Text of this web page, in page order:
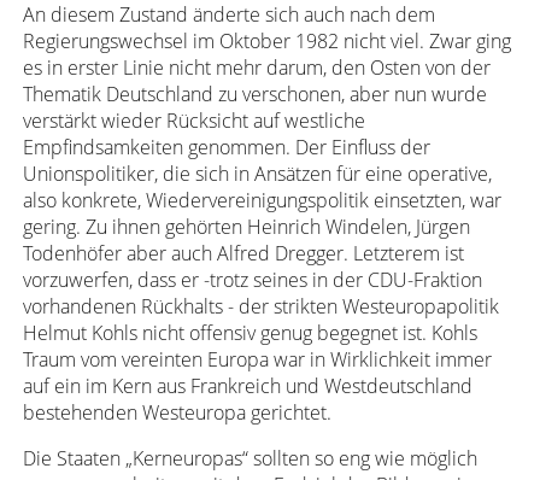
An diesem Zustand änderte sich auch nach dem
Regierungswechsel im Oktober 1982 nicht viel. Zwar ging
es in erster Linie nicht mehr darum, den Osten von der
Thematik Deutschland zu verschonen, aber nun wurde
verstärkt wieder Rücksicht auf westliche
Empfindsamkeiten genommen. Der Einfluss der
Unionspolitiker, die sich in Ansätzen für eine operative,
also konkrete, Wiedervereinigungspolitik einsetzten, war
gering. Zu ihnen gehörten Heinrich Windelen, Jürgen
Todenhöfer aber auch Alfred Dregger. Letzterem ist
vorzuwerfen, dass er -trotz seines in der CDU-Fraktion
vorhandenen Rückhalts - der strikten Westeuropapolitik
Helmut Kohls nicht offensiv genug begegnet ist. Kohls
Traum vom vereinten Europa war in Wirklichkeit immer
auf ein im Kern aus Frankreich und Westdeutschland
bestehenden Westeuropa gerichtet.
Die Staaten „Kerneuropas“ sollten so eng wie möglich